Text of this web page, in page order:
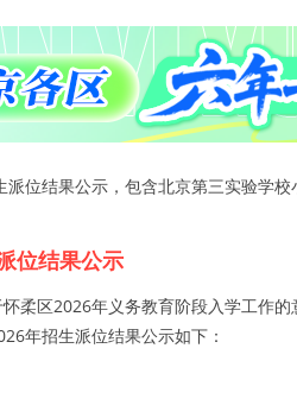
位结果公示，包含北京第三实验学
位结果公示
柔区2026年义务教育阶段入学工作
年招生派位结果公示如下：